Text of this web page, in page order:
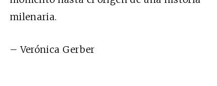
milenaria.
– Verónica Gerber